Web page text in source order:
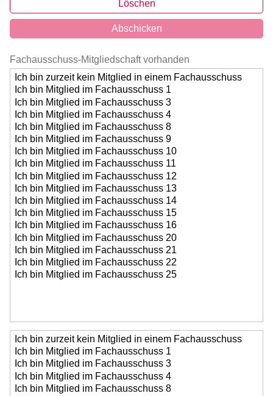
Löschen
Abschicken
Fachausschuss-Mitgliedschaft vorhanden
Jetzt einloggen